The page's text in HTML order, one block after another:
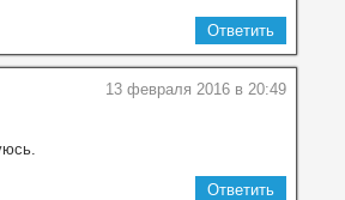
Ответить
13 февраля 2016 в 20:49
Ответить